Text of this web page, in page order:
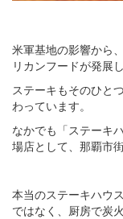
米軍基地の影響から
リカンフードが発展
ステーキもそのひと
わっています。
なかでも「ステーキ
場店として、那覇市
本当のステーキハウ
ではなく、厨房で炭